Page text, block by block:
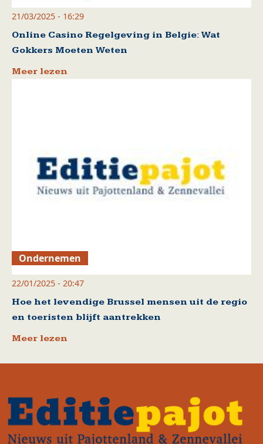
21/03/2025 - 16:29
Online Casino Regelgeving in Belgie: Wat
Gokkers Moeten Weten
Meer lezen
Ondernemen
22/01/2025 - 20:47
Hoe het levendige Brussel mensen uit de regio
en toeristen blijft aantrekken
Meer lezen